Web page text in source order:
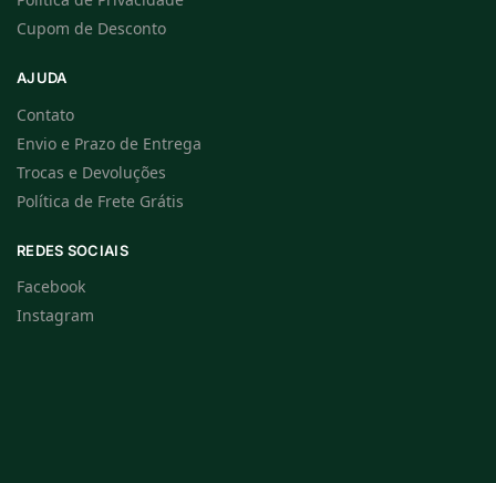
Cupom de Desconto
AJUDA
Contato
Envio e Prazo de Entrega
Trocas e Devoluções
Política de Frete Grátis
REDES SOCIAIS
Facebook
Instagram